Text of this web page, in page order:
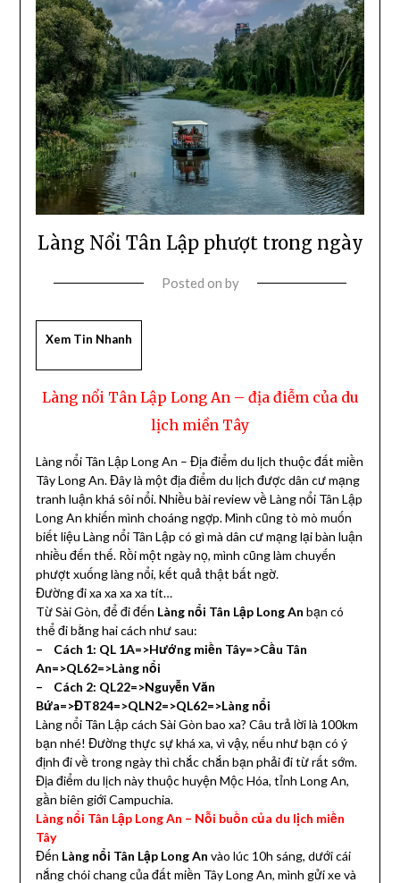
Làng Nổi Tân Lập phượt trong ngày
Posted on by
Xem Tin Nhanh
Làng nổi Tân Lập Long An – địa điễm của du
lịch miền Tây
Làng nổi Tân Lập Long An – Địa điểm du lịch thuộc đất miền
Tây Long An. Đây là một địa điểm du lịch được dân cư mạng
tranh luận khá sôi nổi. Nhiều bài review về Làng nổi Tân Lập
Long An khiến mình choáng ngợp. Mình cũng tò mò muốn
biết liệu Làng nổi Tân Lập có gì mà dân cư mạng lại bàn luận
nhiều đến thế. Rồi một ngày nọ, mình cũng làm chuyến
phượt xuống làng nổi, kết quả thật bất ngờ.
Đường đi xa xa xa xa tít…
Từ Sài Gòn, để đi đến Làng nổi Tân Lập Long An bạn có
thể đi bằng hai cách như sau:
– Cách 1: QL 1A=>Hướng miền Tây=>Cầu Tân
An=>QL62=>Làng nổi
– Cách 2: QL22=>Nguyễn Văn
Bứa=>ĐT824=>QLN2=>QL62=>Làng nổi
Làng nổi Tân Lập cách Sài Gòn bao xa? Câu trả lời là 100km
bạn nhé! Đường thực sự khá xa, vì vậy, nếu như bạn có ý
định đi về trong ngày thì chắc chắn bạn phải đi từ rất sớm.
Địa điểm du lịch này thuộc huyện Mộc Hóa, tỉnh Long An,
gần biên giới Campuchia.
Làng nổi Tân Lập Long An – Nỗi buồn của du lịch miền
Tây
Đến Làng nổi Tân Lập Long An vào lúc 10h sáng, dưới cái
nắng chói chang của đất miền Tây Long An, mình gửi xe và